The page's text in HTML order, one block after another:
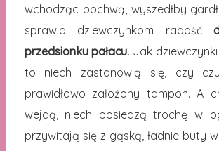
wchodząc pochwą, wyszedłby
sprawia dziewczynkom radość
przedsionku pałacu. Jak
to niech zastanowią się, czy
prawidłowo założony tampon. A
wejdą, niech posiedzą trochę w
przywitają się z gąską, ładnie buty